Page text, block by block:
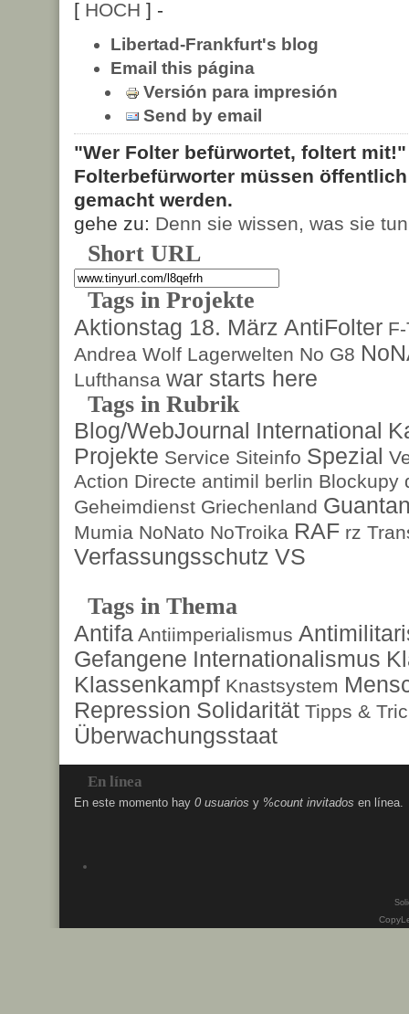
[ HOCH ] -
Libertad-Frankfurt's blog
Email this página
Versión para impresión
Send by email
"Wer Folter befürwortet, foltert
Folterbefürworter müssen
gemacht werden.
gehe zu: Denn sie wissen, was sie tun
Short URL
Tags in Projekte
Aktionstag 18. März AntiFolter
Andrea Wolf Lagerwelten No G8
Lufthansa war starts here
Tags in Rubrik
Blog/WebJournal International
Projekte Service Siteinfo Spezial
Action Directe antimil berlin Blockupy
Geheimdienst Griechenland
Mumia NoNato NoTroika RAF rz
Verfassungsschutz VS
Tags in Thema
Antifa Antiimperialismus
Gefangene Internationalismus
Klassenkampf Knastsystem
Repression Solidarität Tipps &
Überwachungsstaat
En línea
En este momento hay 0 usuarios y %count invitados en línea.